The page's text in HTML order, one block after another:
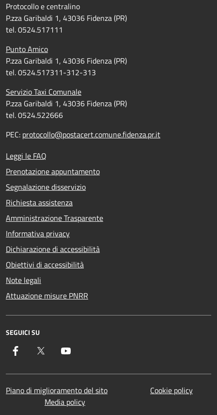
Protocollo e centralino
P.zza Garibaldi 1, 43036 Fidenza (PR)
tel. 0524.517111
Punto Amico
P.zza Garibaldi 1, 43036 Fidenza (PR)
tel. 0524.517311-312-313
Servizio Taxi Comunale
P.zza Garibaldi 1, 43036 Fidenza (PR)
tel. 0524.522666
PEC: protocollo@postacert.comune.fidenza.pr.it
Leggi le FAQ
Prenotazione appuntamento
Segnalazione disservizio
Richiesta assistenza
Amministrazione Trasparente
Informativa privacy
Dichiarazione di accessibilità
Obiettivi di accessibilità
Note legali
Attuazione misure PNRR
SEGUICI SU
Facebook Twitter
Piano di miglioramento del sito
Cookie policy
Media policy